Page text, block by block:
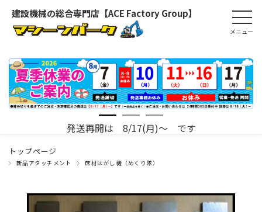
建設機械の総合専門店【ACE Factory Group】
発送再開は 8/17(月)～ です
トップページ
新品アタッチメント 床材はがし機（めくり隊）